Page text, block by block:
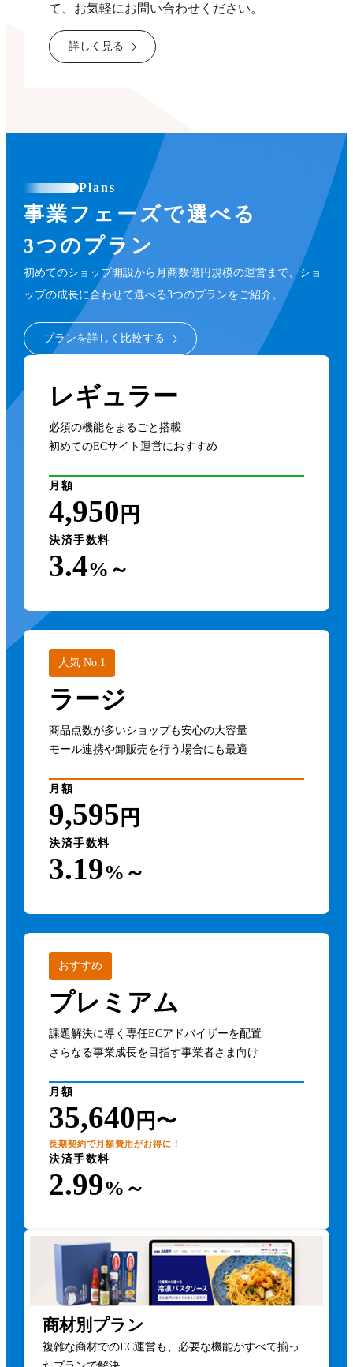
て、お気軽にお問い合わせください。
詳しく見る
Plans
事業フェーズで選べる
3つのプラン
初めてのショップ開設から月商数億円規模の運営まで、ショ
ップの成長に合わせて選べる3つのプランをご紹介。
プランを詳しく比較する
レギュラー
必須の機能をまるごと搭載
初めてのECサイト運営におすすめ
月額
4,950 円
決済手数料
3.4%～
人気 No.1
ラージ
商品点数が多いショップも安心の大容量
モール連携や卸販売を行う場合にも最適
月額
9,595 円
決済手数料
3.19%～
おすすめ
プレミアム
課題解決に導く専任ECアドバイザーを配置
さらなる事業成長を目指す事業者さま向け
月額
35,640 円〜
長期契約で月額費用がお得に！
決済手数料
2.99%～
商材別プラン
複雑な商材でのEC運営も、必要な機能がすべて揃っ